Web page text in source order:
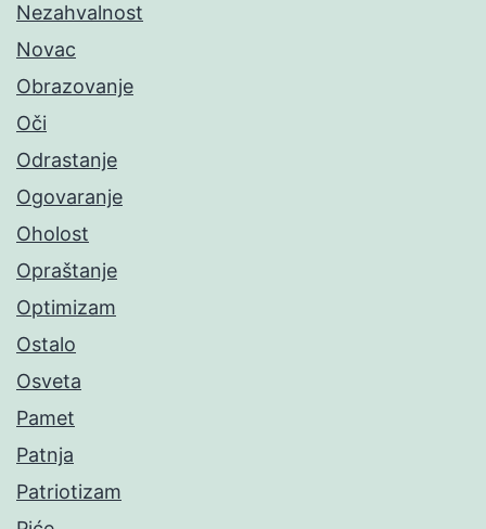
Nezahvalnost
Novac
Obrazovanje
Oči
Odrastanje
Ogovaranje
Oholost
Opraštanje
Optimizam
Ostalo
Osveta
Pamet
Patnja
Patriotizam